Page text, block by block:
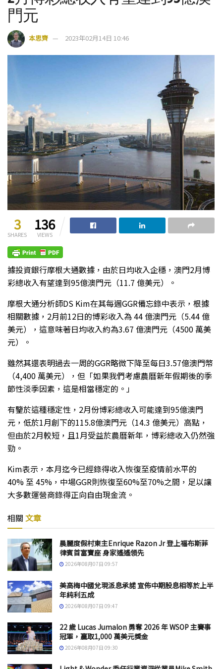
門元
本思齊 2023年02月14日 10:46
3
SHARES
136
VIEWS
據投資銀行摩根大通數據，由於日均收入企穩，澳門2月博
彩總收入有望達到95億澳門元（11.7 億美元）。
摩根大通分析師DS Kim在其每週GGR備忘錄中表示，根據
相關數據，2月前12日的博彩收入為 44 億澳門元（5.44 億
美元），這意味著日均收入約為3.67 億澳門元（4500 萬美
元）。
雖然其還表明過去一周的GGR略微下降至每日3.57億澳門幣
（4,400 萬美元），但「如果我們考慮農曆新年假期後的季
節性淡季因素，這是相當穩定的。」
有鑒於這種穩定性，2月份博彩總收入可能達到95億澳門
元，低於1月創下的115.8億澳門元（14.3 億美元）高點，
但由於2月較短，且1月受益於農曆新年，博彩總收入仍然強
勁。
Kim表示，本月迄今已經錄得收入恢復至疫情前水平的
40% 至 45%，中場GGR則恢復至60%至70%之間，足以讓
大多數運營商錄得正向自由現金流。
相關 文章
晨麗度假村東主Enrique Razon Jr 登上福布斯菲
律賓首富寶座 身家遙遙領先
2026年08月07日 09:57
美高梅中國兌現派息承諾 宣佈中期股息相等於上半
年純利五成
2026年08月07日 09:47
22 歲 Lucas Jumalon 勇奪 2026 年 WSOP 主賽事
冠軍，贏取1,000 萬美元獎金
2026年08月07日 09:30